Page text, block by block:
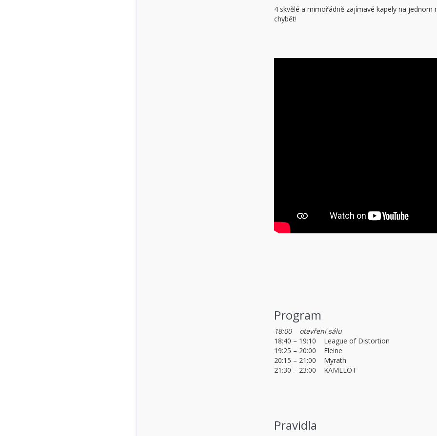
4 skvělé a mimořádně zajímavé kapely na jednom
chybět!
Program
18:00 otevření sálu
18:40 – 19:10 League of Distortion
19:25 – 20:00 Eleine
20:15 – 21:00 Myrath
21:30 – 23:00 KAMELOT
Pravidla